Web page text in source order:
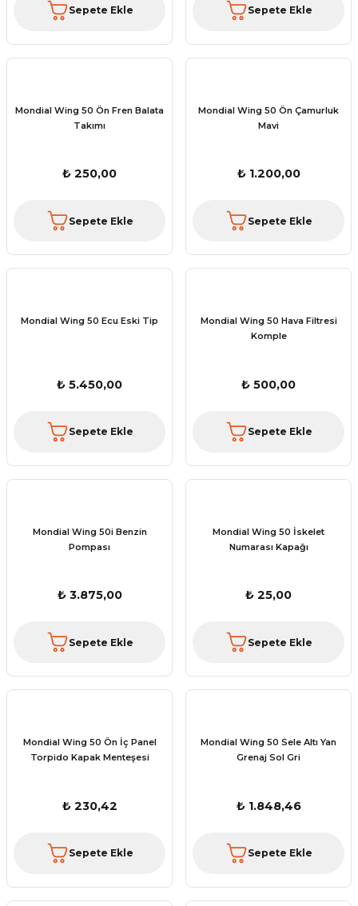
Sepete Ekle Sepete Ekle
Mondial Wing 50 Ön Fren Balata
Takımı
₺ 250,00
Sepete Ekle
Mondial Wing 50 Ön Çamurluk
Mavi
₺ 1.200,00
Sepete Ekle
Mondial Wing 50 Ecu Eski Tip
₺ 5.450,00
Sepete Ekle
Mondial Wing 50 Hava Filtresi
Komple
₺ 500,00
Sepete Ekle
Mondial Wing 50i Benzin
Pompası
₺ 3.875,00
Sepete Ekle
Mondial Wing 50 İskelet
Numarası Kapağı
₺ 25,00
Sepete Ekle
Mondial Wing 50 Ön İç Panel
Torpido Kapak Menteşesi
₺ 230,42
Sepete Ekle
Mondial Wing 50 Sele Altı Yan
Grenaj Sol Gri
₺ 1.848,46
Sepete Ekle